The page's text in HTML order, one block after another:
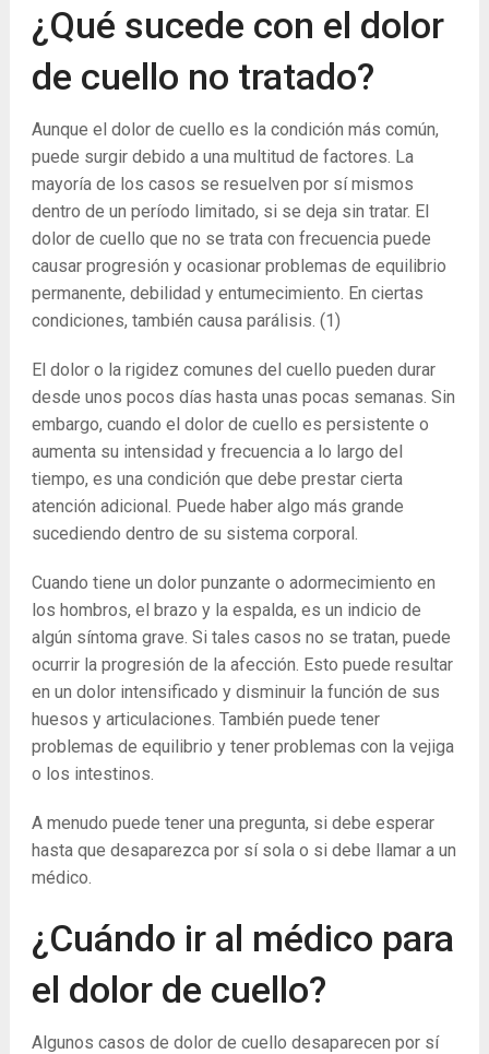
¿Qué sucede con el dolor
de cuello no tratado?
Aunque el dolor de cuello es la condición más común,
puede surgir debido a una multitud de factores. La
mayoría de los casos se resuelven por sí mismos
dentro de un período limitado, si se deja sin tratar. El
dolor de cuello que no se trata con frecuencia puede
causar progresión y ocasionar problemas de equilibrio
permanente, debilidad y entumecimiento. En ciertas
condiciones, también causa parálisis. (1)
El dolor o la rigidez comunes del cuello pueden durar
desde unos pocos días hasta unas pocas semanas. Sin
embargo, cuando el dolor de cuello es persistente o
aumenta su intensidad y frecuencia a lo largo del
tiempo, es una condición que debe prestar cierta
atención adicional. Puede haber algo más grande
sucediendo dentro de su sistema corporal.
Cuando tiene un dolor punzante o adormecimiento en
los hombros, el brazo y la espalda, es un indicio de
algún síntoma grave. Si tales casos no se tratan, puede
ocurrir la progresión de la afección. Esto puede resultar
en un dolor intensificado y disminuir la función de sus
huesos y articulaciones. También puede tener
problemas de equilibrio y tener problemas con la vejiga
o los intestinos.
A menudo puede tener una pregunta, si debe esperar
hasta que desaparezca por sí sola o si debe llamar a un
médico.
¿Cuándo ir al médico para
el dolor de cuello?
Algunos casos de dolor de cuello desaparecen por sí